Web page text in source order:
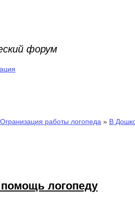
форум
Огранизация работы логопеда » В
логопеду